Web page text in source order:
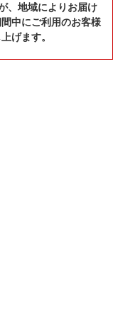
、地域によりお届け
中にご利用のお客様
げます。